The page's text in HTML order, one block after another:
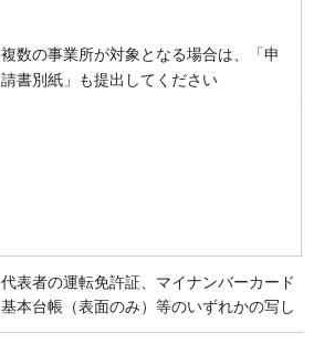
複数の事業所が対象となる場合は、「申
請書別紙」も提出してください
代表者の運転免許証、マイナンバーカード
基本台帳（表面のみ）等のいずれかの写し